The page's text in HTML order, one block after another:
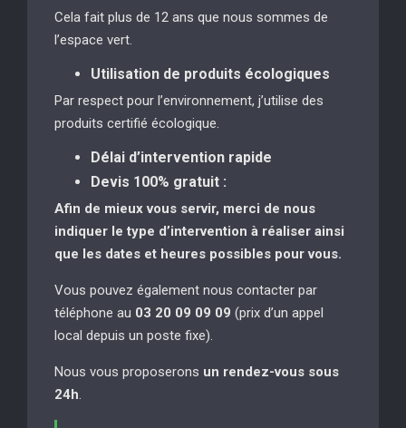
Cela fait plus de 12 ans que nous sommes de
l’espace vert.
Utilisation de produits écologiques
Par respect pour l’environnement, j’utilise des
produits certifié écologique.
Délai d’intervention rapide
Devis 100% gratuit :
Afin de mieux vous servir, merci de nous
indiquer le type d’intervention à réaliser ainsi
que les dates et heures possibles pour vous.
Vous pouvez également nous contacter par
téléphone au 03 20 09 09 09 (prix d’un appel
local depuis un poste fixe).
Nous vous proposerons un rendez-vous sous
24h